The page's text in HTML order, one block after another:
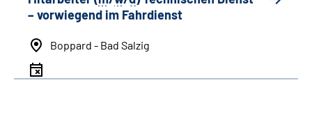
– vorwiegend im Fahrdienst
Boppard - Bad Salzig